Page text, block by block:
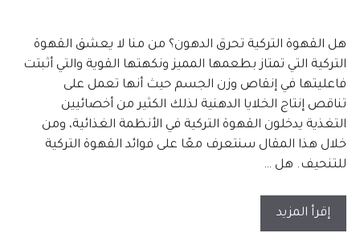
هل القهوة التركية تحرق الدهون؟ من منا لا يعشق القهوة
التركية التي تمتاز بطعمها المميز ونكهتها القوية والتي أثبتت
فاعليتها في إنقاص وزن الجسم حيث أنها تعمل على
تناقص إنتاج الخلايا الدهنية لذلك الكثير من أخصائيين
التغذية يدخلون القهوة التركية في الأنظمة الغذائية، ومن
خلال هذا المقال سنتعرف معًا على فوائد القهوة التركية
للتنحيف. هل …
إقرأ المزيد